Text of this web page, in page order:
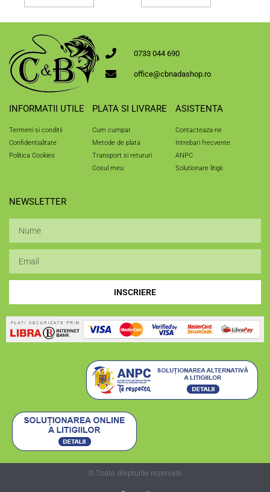
0733 044 690
office@cbnadashop.ro
INFORMATII UTILE
Termeni si conditii
Confidentialitate
Politica Cookies
PLATA SI LIVRARE
Cum cumpar
Metode de plata
Transport si retururi
Cosul meu
ASISTENTA
Contacteaza-ne
Intrebari frecvente
ANPC
Solutionare litigii
NEWSLETTER
INSCRIERE
© Toate drepturile rezervate